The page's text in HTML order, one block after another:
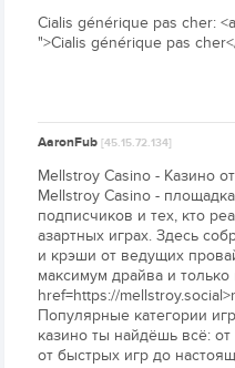
Cialis générique pas cher:
">Cialis générique pas
AaronFub[45.15.72.134]
Mellstroy Casino - Казино
Mellstroy Casino -
подписчиков и тех, кто
азартных играх. Здесь
и крэши от ведущих
максимум драйва и
href=https://
Популярные категории
казино ты найдёшь всё:
от быстрых игр до